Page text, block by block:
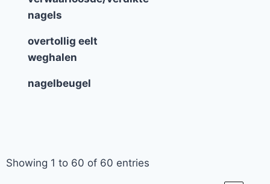
nagels
overtollig eelt
weghalen
nagelbeugel
Showing 1 to 60 of 60 entries